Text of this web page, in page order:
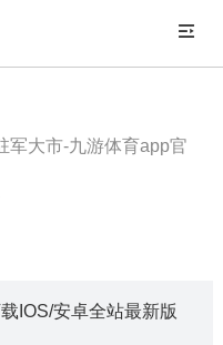
军大市-九游体育app官
IOS/安卓全站最新版